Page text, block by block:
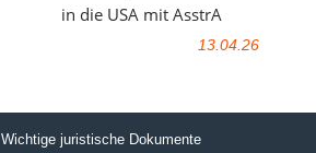
in die USA mit AsstrA
13.04.26
Wichtige juristische Dokumente